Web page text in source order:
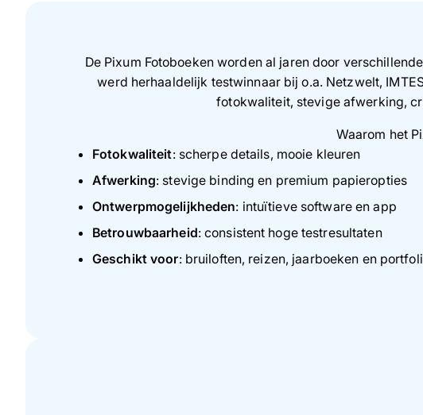
De Pixum Fotoboeken worden al jaren door
werd herhaaldelijk testwinnaar bij o.a. Netzwelt,
fotokwaliteit, stevige afwerking,
Waarom het
Fotokwaliteit: scherpe details, mooie kleuren
Afwerking: stevige binding en premium papieropties
Ontwerpmogelijkheden: intuïtieve software en app
Betrouwbaarheid: consistent hoge testresultaten
Geschikt voor: bruiloften, reizen, jaarboeken en